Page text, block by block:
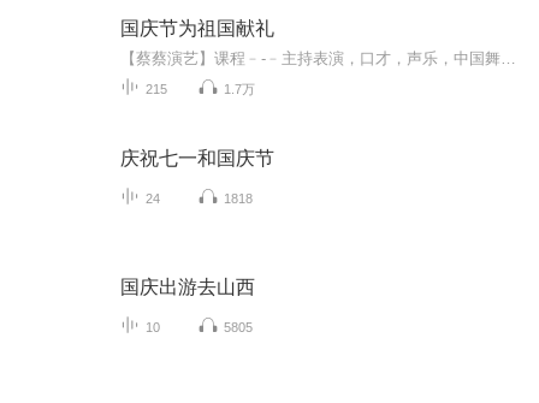
国庆节为祖国献礼
215 1.7万
庆祝七一和国庆节
24 1818
国庆出游去山西
10 5805